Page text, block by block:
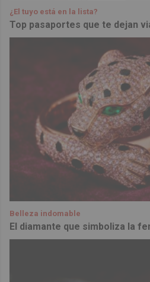
¿El tuyo está en la lista?
Top pasaportes que te dejan
Belleza indomable
El diamante que simboliza la